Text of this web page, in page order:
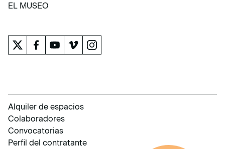
EL MUSEO
Alquiler de espacios
Colaboradores
Convocatorias
Perfil del contratante